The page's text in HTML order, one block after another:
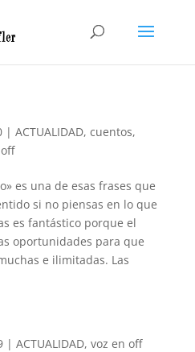
| ACTUALIDAD, cuentos,
es una de esas frases que
si no piensas en lo que
es fantástico porque el
oportunidades para que
e ilimitadas. Las
| ACTUALIDAD, voz en off